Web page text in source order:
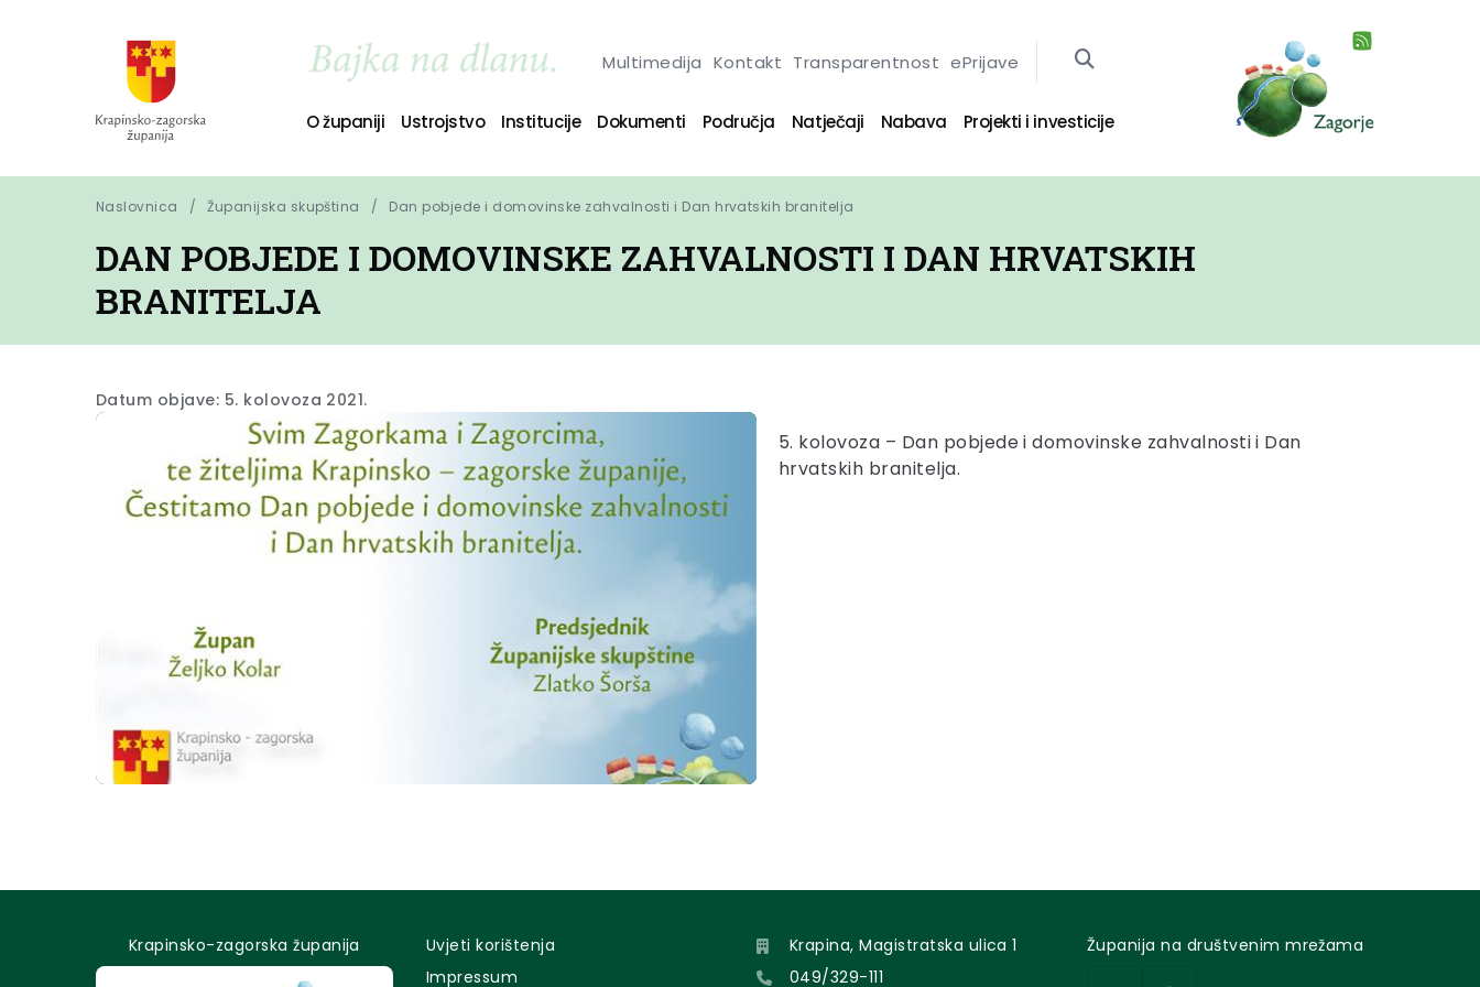
Multimedija Kontakt Transparentnost ePrijave
O županiji Ustrojstvo Institucije Dokumenti Područja Natječaji Nabava Projekti i investicije
Naslovnica Županijska skupština Dan pobjede i domovinske zahvalnosti i Dan hrvatskih branitelja
DAN POBJEDE I DOMOVINSKE ZAHVALNOSTI I DAN HRVATSKIH
BRANITELJA
Datum objave: 5. kolovoza 2021.
5. kolovoza – Dan pobjede i domovinske zahvalnosti i Dan
hrvatskih branitelja.
Krapinsko-zagorska županija
Uvjeti korištenja
Impressum
Krapina, Magistratska ulica 1
049/329-111
Županija na društvenim mrežama